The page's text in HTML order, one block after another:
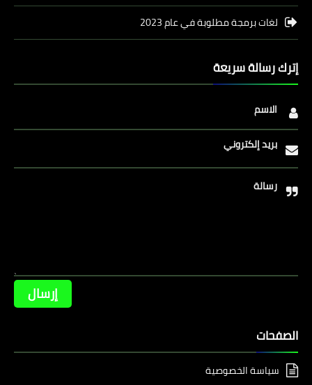
لغات برمجة مطلوبة في عام 2023
إترك رسالة سريعة
الاسم
بريد إلكتروني
رسالة
الصفحات
سياسة الخصوصية